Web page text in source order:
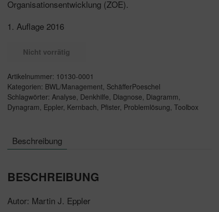
Organisationsentwicklung (ZOE).
1. Auflage 2016
Nicht vorrätig
Artikelnummer: 10130-0001
Kategorien: BWL/Management SchäfferPoeschel
Schlagwörter: Analyse Denkhilfe Diagnose Diagramm
Dynagram Eppler, Kernbach Pfister, Problemlösung Toolbox
Beschreibung
BESCHREIBUNG
Autor: Martin J. Eppler